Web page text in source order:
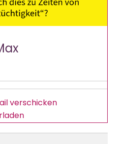
verschicken